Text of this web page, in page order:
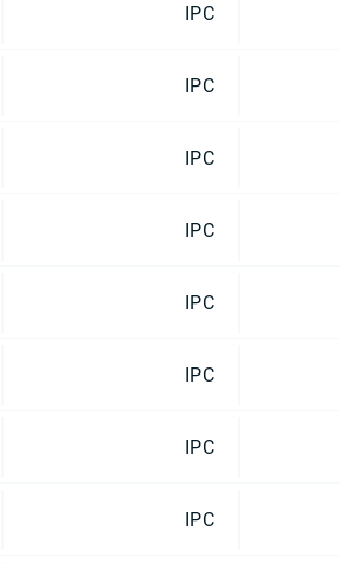
IPC
IPC
IPC
IPC
IPC
IPC
IPC
IPC